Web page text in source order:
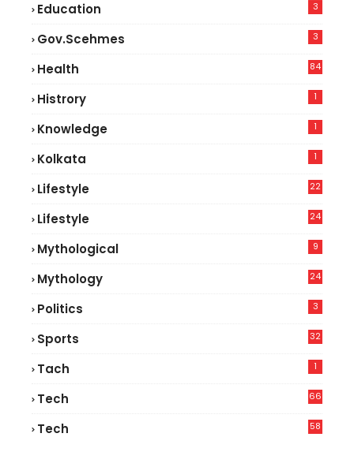
Education 3
Gov.scehmes 3
Health
84
Histrory 1
Knowledge 1
Kolkata 1
Lifestyle
22
Lifestyle
24
Mythological 9
Mythology 24
Politics 3
Sports 32
Tach 1
Tech
66
Tech
58